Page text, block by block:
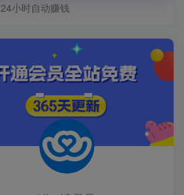
24小时自动赚钱